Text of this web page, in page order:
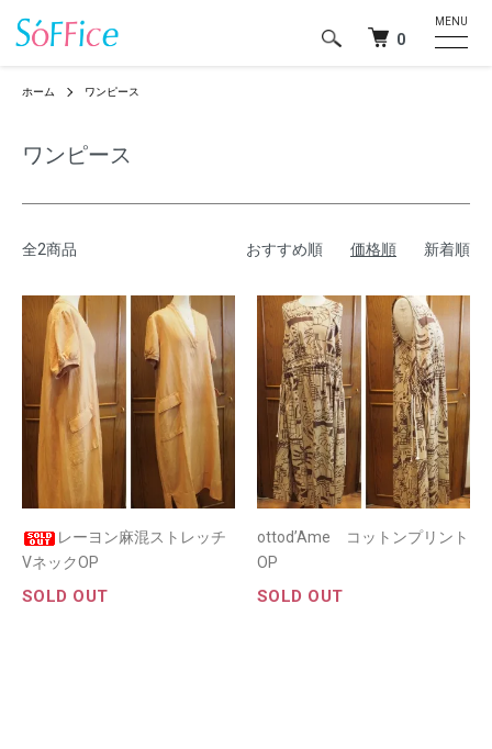
0
MENU
ホーム ワンピース
ワンピース
全2商品 おすすめ順 価格順 新着順
レーヨン麻混ストレッチ
VネックOP
SOLD OUT
ottod’Ame コットンプリント
OP
SOLD OUT